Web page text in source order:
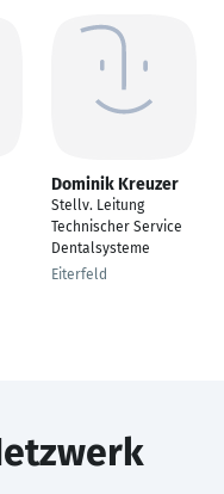
Dominik Kreuzer
Stellv. Leitung
Technischer Service
Dentalsysteme
Eiterfeld